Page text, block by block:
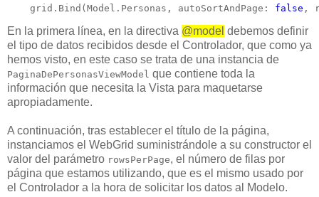
grid.Bind(Model.Personas, autoSortAndPage: false ,
En la primera línea, en la directiva @model debemos definir
el tipo de datos recibidos desde el Controlador, que como ya
hemos visto, en este caso se trata de una instancia de
PaginaDePersonasViewModel que contiene toda la
información que necesita la Vista para maquetarse
apropiadamente.
A continuación, tras establecer el título de la página,
instanciamos el WebGrid suministrándole a su constructor el
valor del parámetro rowsPerPage, el número de filas por
página que estamos utilizando, que es el mismo usado por
el Controlador a la hora de solicitar los datos al Modelo.